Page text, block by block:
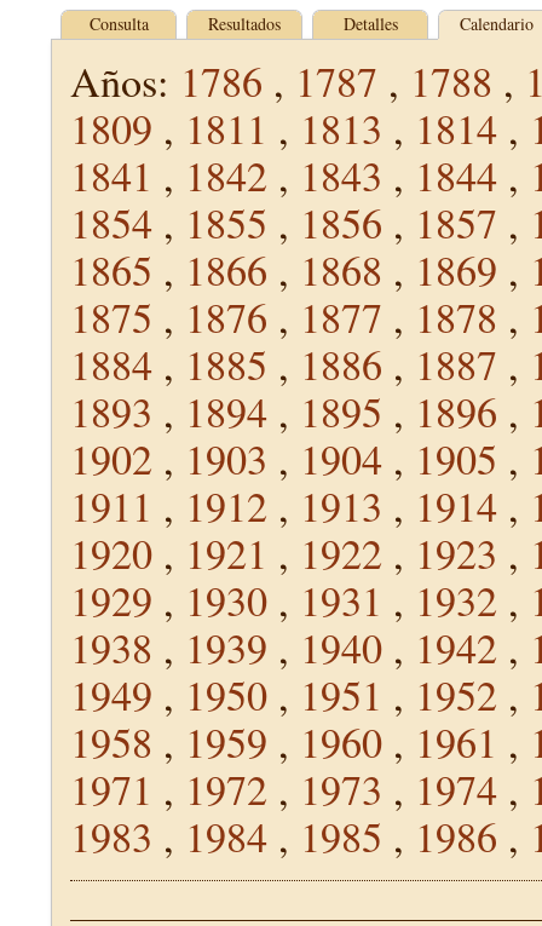
Consulta Resultados Detalles Calendario
Años: 1786 , 1787 , 1788 ,
1809 , 1811 , 1813 , 1814 ,
1841 , 1842 , 1843 , 1844 ,
1854 , 1855 , 1856 , 1857 ,
1865 , 1866 , 1868 , 1869 ,
1875 , 1876 , 1877 , 1878 ,
1884 , 1885 , 1886 , 1887 ,
1893 , 1894 , 1895 , 1896 ,
1902 , 1903 , 1904 , 1905 ,
1911 , 1912 , 1913 , 1914 ,
1920 , 1921 , 1922 , 1923 ,
1929 , 1930 , 1931 , 1932 ,
1938 , 1939 , 1940 , 1942 ,
1949 , 1950 , 1951 , 1952 ,
1958 , 1959 , 1960 , 1961 ,
1971 , 1972 , 1973 , 1974 ,
1983 , 1984 , 1985 , 1986 ,